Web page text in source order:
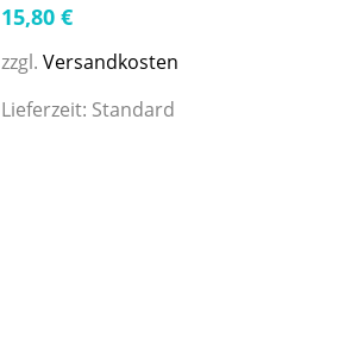
15,80€
zzgl.Versandkosten
Lieferzeit: Standard